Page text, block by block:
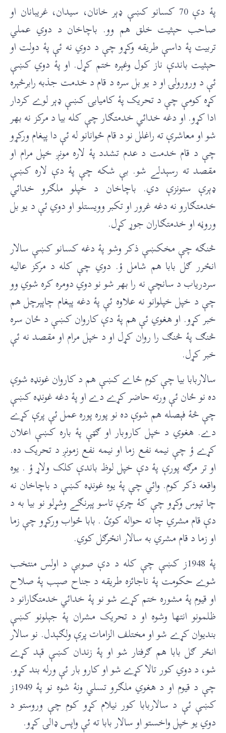
پۀ دې 70 کسانو کښې ډېر خانان، سيدان، غريبانان او
صاحب حېثيت خلق هم وو. باچاخان د دوي عملي
تربيت پۀ داسې طريقه وکړو چې د دوي نه ئې پۀ دولت او
حېثيت باندې ناز کول وغېره ختم کړل. او پۀ دوي کښې
ئې د ورورولۍ او د يو بل سره د قام د خدمت جذبه رابرڅېره
کړه کومې چې د تحريک پۀ کاميابۍ کښې ډېر لوے کردار
ادا کړو. او دغه خدائي خدمتګار چې کله بيا د مرکز نه بهر
شو او معاشرې ته راغلل نو د قام ځوانانو له ئې دا پېغام ورکړو
چې د قام خدمت د عدم تشدد پۀ لاره مونږ خپل مرام او
مقصد ته رسېدلے شو. بې شکه چې پۀ دې لاره کښې
ډېرې ستونزې دي. باچاخان د خپلو ملګرو خدائي
خدمتګارو نه دغه غرور او تکبر وويستلو او دوي ئې د يو بل
وروڼه او خدمتګاران جوړ کړل.
څنګه چې مخکښې ذکر وشو پۀ دغه کسانو کښې سالار
انځرر ګل بابا هم شامل ؤ. دوي چې کله د مرکز عاليه
سردرياب د سانچې نه را بهر شو نو دوي دومره کره شوي وو
چې د خپل خپلوانو نه علاوه ئې پۀ دغه پېغام چاپېرچل هم
خبر کړو. او هغوي ئې هم پۀ دې کاروان کښې د ځان سره
څنګ پۀ څنګ را روان کړل او د خپل مرام او مقصد نه ئې
خبر کړل.
سالاربابا بيا چې کوم ځاے کښې هم د کاروان غونډه شوې
ده نو ځان ئې ورته حاضر کړے دے او پۀ دغه غونډه کښې
چې څۀ فېصله هم شوې ده نو پوره پوره عمل ئې پرې کړے
دے. هغوي د خپل کاروبار او ګټې پۀ باره کښې اعلان
کړے ؤ چې نيمه نفع زما او نيمه نفع زمونږ د تحريک ده.
او تر مرګه پورې پۀ دې خپل لوظ باندې کلک ولاړ ؤ . يوه
واقعه ذکر کوم. وائي چې پۀ يوه غونډه کښې د باچاخان نه
چا تپوس وکړو چې کۀ چرې تاسو پېرنګے وشړلو نو بيا به د
دې قام مشري چا ته حواله کوئ . بابا ځواب ورکړو چې زما
او زما د قام مشري به سالار انځرګل کوي.
پۀ 1948ز کښې چې کله د دې صوبې د اولس منتخب
شوے حکومت پۀ ناجائزه طريقه د جناح صېب پۀ صلاح
او قيوم پۀ مشوره ختم کړے شو نو پۀ خدائي خدمتګارانو د
ظلمونو انتها وشوه او د تحريک مشران پۀ جېلونو کښې
بنديوان کړے شو او مختلف الزامات پرې ولګېدل. نو سالار
انځر ګل بابا هم ګرفتار شو او پۀ زندان کښې قېد کړے
شو، د دوي کور تالا کړے شو او کارو بار ئې ورله بند کړو.
چې د قيوم او د هغوي ملګرو تسلي ونۀ شوه نو پۀ 1949ز
کښې ئې د سالاربابا کور نيلام کړو کوم چې وروستو د
دوي يو خپل واخستو او سالار بابا ته ئې واپس ډالۍ کړو.